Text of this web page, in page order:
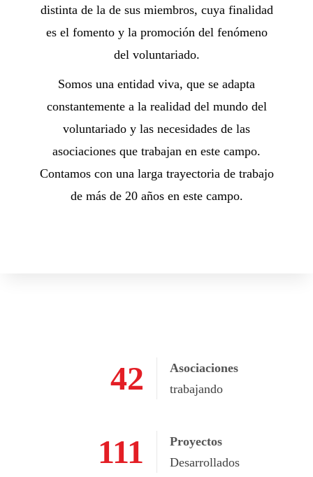
distinta de la de sus miembros, cuya finalidad
es el fomento y la promoción del fenómeno
del voluntariado.
Somos una entidad viva, que se adapta
constantemente a la realidad del mundo del
voluntariado y las necesidades de las
asociaciones que trabajan en este campo.
Contamos con una larga trayectoria de trabajo
de más de 20 años en este campo.
75
Asociaciones
trabajando
195
Proyectos
Desarrollados